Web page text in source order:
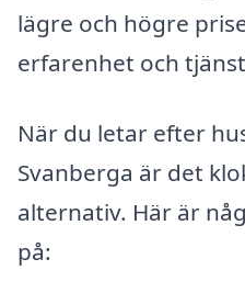
lägre och högre
erfarenhet och
När du letar efter
Svanberga är det
alternativ. Här är
på: